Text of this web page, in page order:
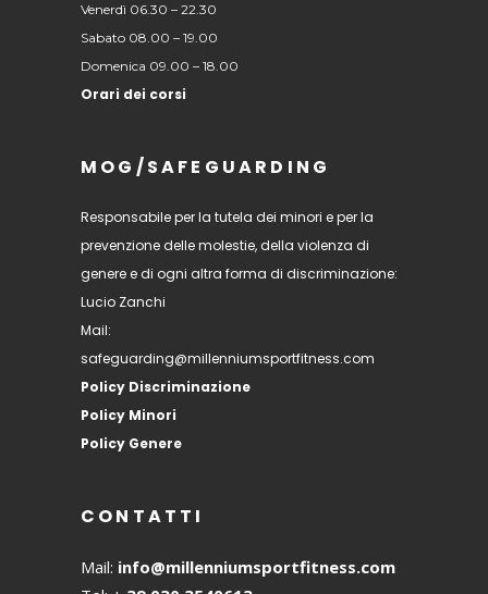
Venerdì 06.30 – 22.30
Sabato 08.00 – 19.00
Domenica 09.00 – 18.00
Orari dei corsi
MOG/SAFEGUARDING
Responsabile per la tutela dei minori e per la
prevenzione delle molestie, della violenza di
genere e di ogni altra forma di discriminazione:
Lucio Zanchi
Mail:
safeguarding@millenniumsportfitness.com
Policy Discriminazione
Policy Minori
Policy Genere
CONTATTI
Mail: info@millenniumsportfitness.com